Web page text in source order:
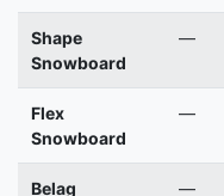
Shape
Snowboard
—
Flex
Snowboard
—
Belag —